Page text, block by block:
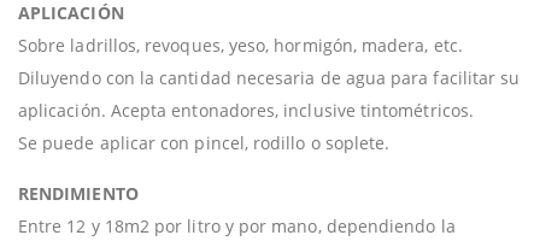
APLICACIÓN
Sobre ladrillos, revoques, yeso, hormigón, madera, etc.
Diluyendo con la cantidad necesaria de agua para facilitar su
aplicación. Acepta entonadores, inclusive tintométricos.
Se puede aplicar con pincel, rodillo o soplete.
RENDIMIENTO
Entre 12 y 18m2 por litro y por mano, dependiendo la